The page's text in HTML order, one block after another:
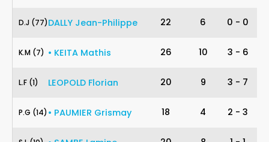
77 DALLY Jean-Philippe
D.J (77) 22 6 0 - 0
7 • KEITA Mathis
K.M (7) 26 10 3 - 6
1 LEOPOLD Florian
L.F (1) 20 9 3 - 7
14 • PAUMIER Grismay
P.G (14) 18 4 2 - 3